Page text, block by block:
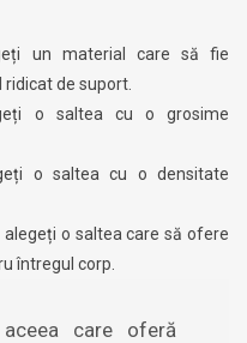
un material care să fie
de suport.
o saltea cu o grosime
o saltea cu o densitate
alegeți o saltea care să ofere
întregul corp.
care oferă